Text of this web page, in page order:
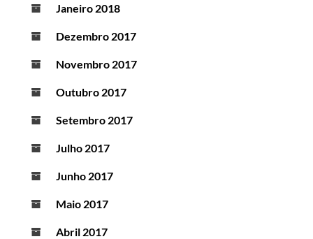
Janeiro 2018
Dezembro 2017
Novembro 2017
Outubro 2017
Setembro 2017
Julho 2017
Junho 2017
Maio 2017
Abril 2017